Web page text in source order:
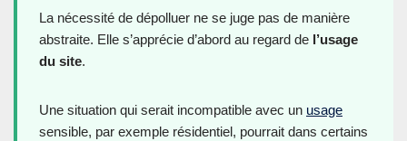
La nécessité de dépolluer ne se juge pas de manière
abstraite. Elle s’apprécie d’abord au regard de l’usage
du site.
Une situation qui serait incompatible avec un usage
sensible, par exemple résidentiel, pourrait dans certains